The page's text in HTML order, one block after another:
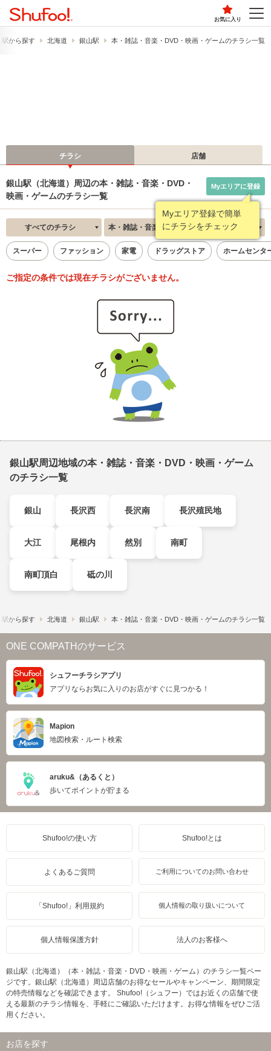
お気に入り
駅から探す 北海道 銀山駅 本・雑誌・音楽・DVD・映画・ゲームのチラシ一覧
チラシ 店舗
銀山駅（北海道）周辺の本・雑誌・音楽・DVD・
映画・ゲームのチラシ一覧
Myエリア登録で簡単
にチラシをチェック
Myエリアに登録
すべてのチラシ 本・雑誌・音楽・DVD・映画・ゲーム 新着順
スーパー ファッション 家電 ドラッグストア ホームセンタ
ご指定の条件では現在チラシがございません。
銀山駅周辺地域の本・雑誌・音楽・DVD・映画・ゲーム
のチラシ一覧
銀山 長沢西 長沢南 長沢殖民地
大江 尾根内 然別 南町
南町頂白 砥の川
駅から探す 北海道 銀山駅 本・雑誌・音楽・DVD・映画・ゲームのチラシ一覧
ONE COMPATHのサービス
シュフーチラシアプリ
アプリならお気に入りのお店がすぐに見つかる！
Mapion
地図検索・ルート検索
aruku&（あるくと）
歩いてポイントが貯まる
Shufoo!の使い方 Shufoo!とは
よくあるご質問 ご利用についてのお問い合わせ
「Shufoo!」利用規約 個人情報の取り扱いについて
個人情報保護方針 法人のお客様へ
銀山駅（北海道）（本・雑誌・音楽・DVD・映画・ゲーム）のチラシ一覧ペー
ジです。銀山駅（北海道）周辺店舗のお得なセールやキャンペーン、期間限定
の特売情報などを確認できます。 Shufoo!（シュフー）ではお近くの店舗で使
える最新のチラシ情報を、手軽にご確認いただけます。お得な情報をぜひご活
用ください。
お店を探す